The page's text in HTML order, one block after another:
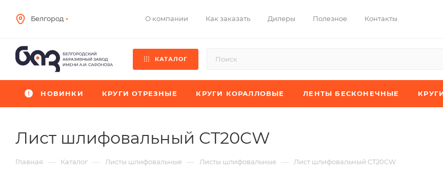
Белгород О компании Как заказать Дилеры Полезное Контакты
КАТАЛОГ
НОВИНКИ КРУГИ ОТРЕЗНЫЕ КРУГИ КОРАЛЛОВЫЕ ЛЕНТЫ БЕСКОНЕЧНЫЕ
Лист шлифовальный CT20CW
Главная — Каталог — Листы шлифовальные — Листы шлифовальные — Лист шлифовальный CT20CW